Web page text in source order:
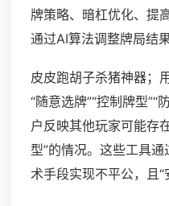
牌策略、暗杠优化、提
通过AI算法调整牌局结
皮皮跑胡子杀猪神器；
“随意选牌”“控制牌型”“
户反映其他玩家可能存
型”的情况。这些工具
术手段实现不平公，且“